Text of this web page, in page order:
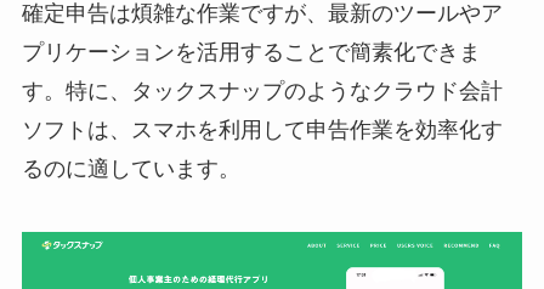
確定申告は煩雑な作業ですが、最新のツールやア
プリケーションを活用することで簡素化できま
す。特に、タックスナップのようなクラウド会計
ソフトは、スマホを利用して申告作業を効率化す
るのに適しています。